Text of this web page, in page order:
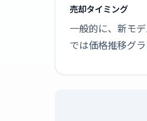
売却タイミング
一般的に、新モ
では価格推移グ